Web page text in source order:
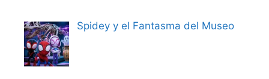
Spidey y el Fantasma del Museo